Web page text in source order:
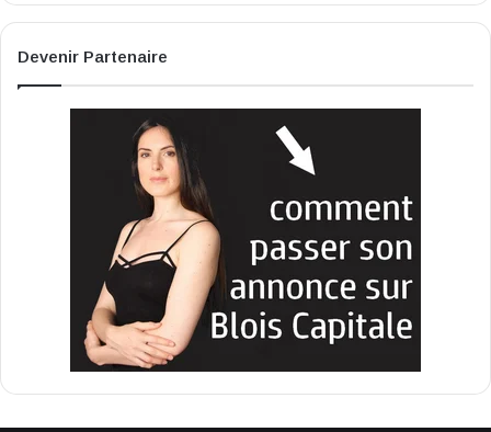
Devenir Partenaire